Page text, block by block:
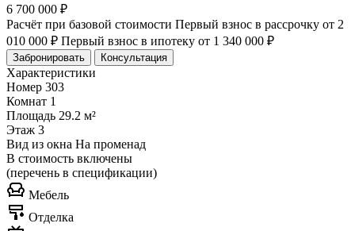
6 700 000 ₽
Расчёт при базовой стоимости Первый взнос в рассрочку от 2
010 000 ₽ Первый взнос в ипотеку от 1 340 000 ₽
Забронировать Консультация
Характеристики
Номер 303
Комнат 1
Площадь 29.2 м²
Этаж 3
Вид из окна На променад
В стоимость включены
(перечень в спецификации)
Мебель
Отделка